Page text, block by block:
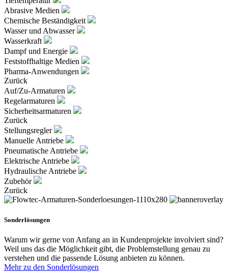
Abrasive Medien
Chemische Beständigkeit
Wasser und Abwasser
Wasserkraft
Dampf und Energie
Feststoffhaltige Medien
Pharma-Anwendungen
Zurück
Auf/Zu-Armaturen
Regelarmaturen
Sicherheitsarmaturen
Zurück
Stellungsregler
Manuelle Antriebe
Pneumatische Antriebe
Elektrische Antriebe
Hydraulische Antriebe
Zubehör
Zurück
Sonderlösungen
Warum wir gerne von Anfang an in Kundenprojekte involviert sind?
Weil uns das die Möglichkeit gibt, die Problemstellung genau zu
verstehen und die passende Lösung anbieten zu können.
Mehr zu den Sonderlösungen